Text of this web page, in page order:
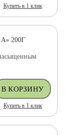
Купить в 1 клик
200Г
Купить в 1 клик